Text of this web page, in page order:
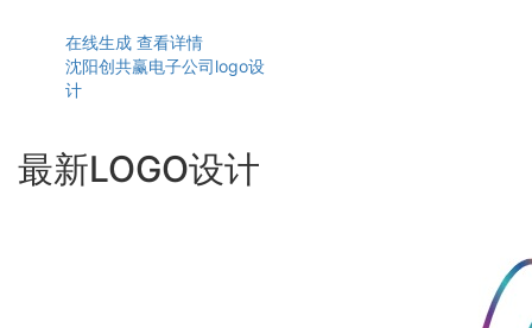
在线生成 查看详情
沈阳创共赢电子公司logo设
计
最新LOGO设计